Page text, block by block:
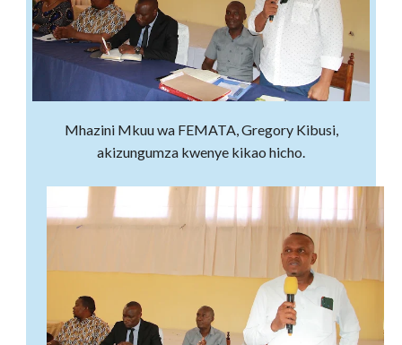
Mhazini Mkuu wa FEMATA, Gregory Kibusi,
akizungumza kwenye kikao hicho.